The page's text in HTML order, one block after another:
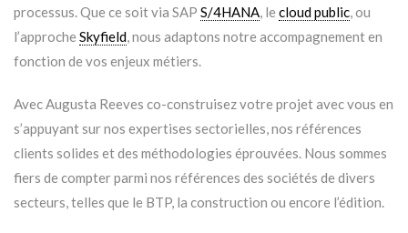
processus. Que ce soit via SAP S/4HANA, le cloud public, ou
l’approche Skyfield, nous adaptons notre accompagnement en
fonction de vos enjeux métiers.
Avec Augusta Reeves co-construisez votre projet avec vous en
s’appuyant sur nos expertises sectorielles, nos références
clients solides et des méthodologies éprouvées. Nous sommes
fiers de compter parmi nos références des sociétés de divers
secteurs, telles que le BTP, la construction ou encore l’édition.